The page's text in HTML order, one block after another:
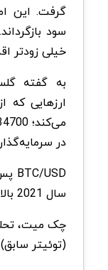
گرفت. این
سود
خیلی زودتر
ارزهایی که
در
سال 2021 بالاتر از تمام خطوط پایه معامله شد.
(توئیتر